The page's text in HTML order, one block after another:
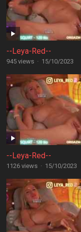
--Leya-Red--
945 views · 15/10/2023
--Leya-Red--
1126 views · 15/10/2023